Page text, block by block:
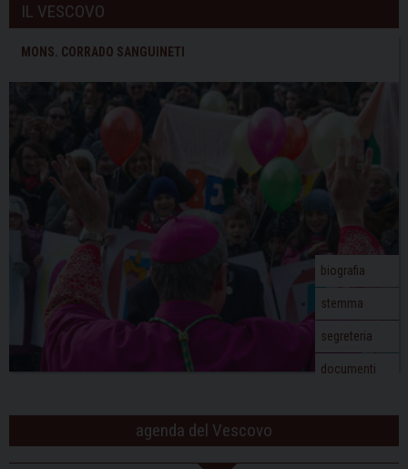
IL VESCOVO
MONS. CORRADO SANGUINETI
biografia
stemma
segreteria
documenti
agenda del Vescovo